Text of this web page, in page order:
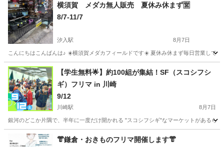
横須賀 メダカ無人販売 夏休み休まず🈺
8/7-11/7
汐入駅 8月7日
こんにちはこんばんは♪ ☀️横須賀メダカフィールドです☀️ 夏休み休まず毎日営業して
神奈川 横須賀市 汐入駅 フリーマーケット メダカ
【学生無料🌟】約100組が集結！SF（スコシフシ
ギ）フリマ in 川崎
9/12
川崎駅 8月7日
銀河のどこか片隅で、半年に一度だけ開かれる "スコシフシギ"なマーケットがあるら
神奈川 川崎市 川崎駅 フリーマーケット 会場
👘鎌倉・おきものフリマ開催します👘